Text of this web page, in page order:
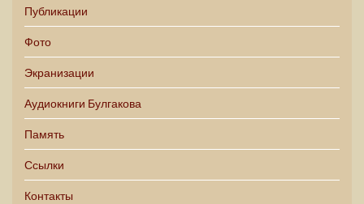
Публикации
Фото
Экранизации
Аудиокниги Булгакова
Память
Ссылки
Контакты